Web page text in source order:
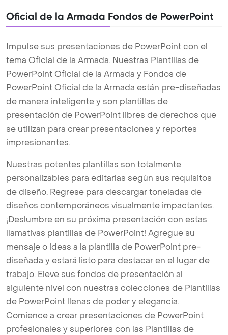
Oficial de la Armada Fondos de PowerPoint
Impulse sus presentaciones de PowerPoint con el
tema Oficial de la Armada. Nuestras Plantillas de
PowerPoint Oficial de la Armada y Fondos de
PowerPoint Oficial de la Armada están pre-diseñadas
de manera inteligente y son plantillas de
presentación de PowerPoint libres de derechos que
se utilizan para crear presentaciones y reportes
impresionantes.
Nuestras potentes plantillas son totalmente
personalizables para editarlas según sus requisitos
de diseño. Regrese para descargar toneladas de
diseños contemporáneos visualmente impactantes.
¡Deslumbre en su próxima presentación con estas
llamativas plantillas de PowerPoint! Agregue su
mensaje o ideas a la plantilla de PowerPoint pre-
diseñada y estará listo para destacar en el lugar de
trabajo. Eleve sus fondos de presentación al
siguiente nivel con nuestras colecciones de Plantillas
de PowerPoint llenas de poder y elegancia.
Comience a crear presentaciones de PowerPoint
profesionales y superiores con las Plantillas de